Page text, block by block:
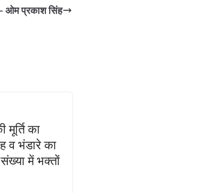
– ओम प्रकाश सिंह
मूर्ति का
व भंडारे का
में भक्तों